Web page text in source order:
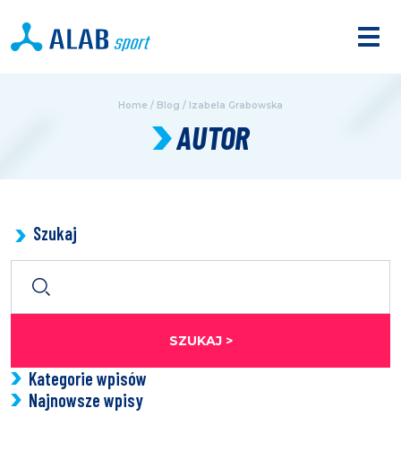
Home / Blog / Izabela Grabowska
AUTOR
Szukaj
SZUKAJ >
Kategorie wpisów
Najnowsze wpisy